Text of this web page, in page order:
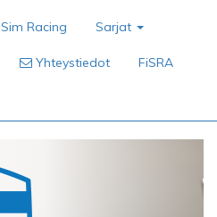
Sim Racing Sarjat
Yhteystiedot FiSRA